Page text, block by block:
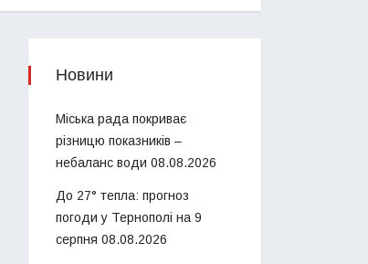
Новини
Міська рада покриває
різницю показників –
небаланс води 08.08.2026
До 27° тепла: прогноз
погоди у Тернополі на 9
серпня 08.08.2026